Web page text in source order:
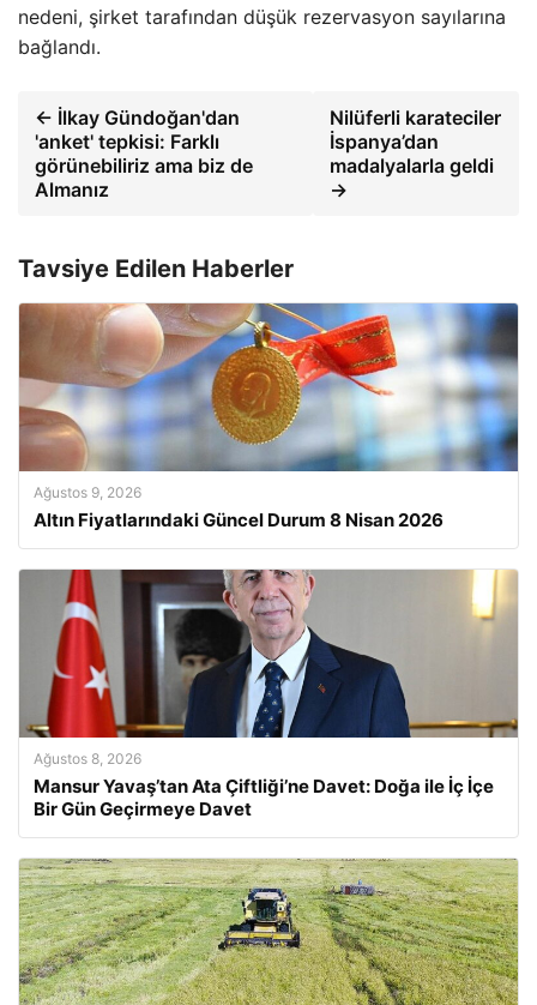
nedeni, şirket tarafından düşük rezervasyon sayılarına
bağlandı.
← İlkay Gündoğan'dan
'anket' tepkisi: Farklı
görünebiliriz ama biz de
Almanız
Nilüferli karateciler
İspanya’dan
madalyalarla geldi
→
Tavsiye Edilen Haberler
Ağustos 9, 2026
Altın Fiyatlarındaki Güncel Durum 8 Nisan 2026
Ağustos 8, 2026
Mansur Yavaş’tan Ata Çiftliği’ne Davet: Doğa ile İç İçe
Bir Gün Geçirmeye Davet